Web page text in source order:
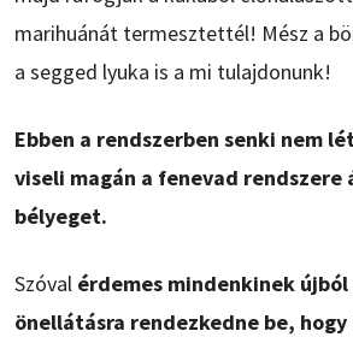
marihuánát termesztettél! Mész a
a segged lyuka is a mi tulajdonunk!
Ebben a rendszerben senki nem
viseli magán a fenevad
bélyeget.
Szóval érdemes mindenkinek
önellátásra rendezkedne be,